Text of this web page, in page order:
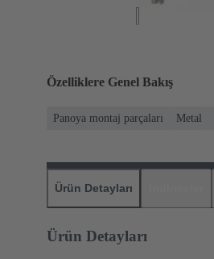
Özelliklere Genel Bakış
Panoya montaj parçaları Metal
Ürün Detayları
Ürün Detayları